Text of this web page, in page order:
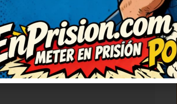
RESPONDER
Así da gusto, humor
el ánimo para bien,
encanta reír juntos.